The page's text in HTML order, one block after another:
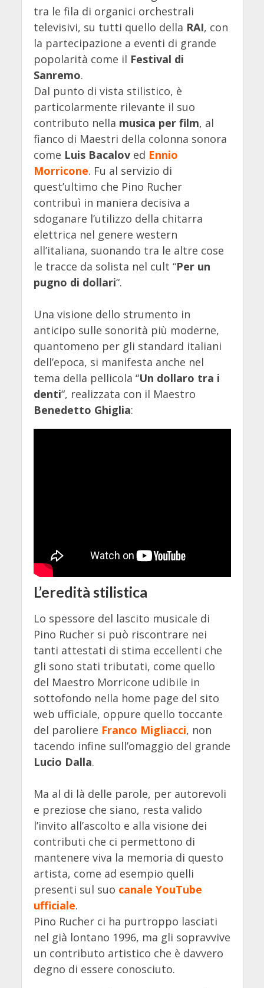
tra le fila di organici orchestrali
televisivi, su tutti quello della RAI, con
la partecipazione a eventi di grande
popolarità come il Festival di
Sanremo.
Dal punto di vista stilistico, è
particolarmente rilevante il suo
contributo nella musica per film, al
fianco di Maestri della colonna sonora
come Luis Bacaloved Ennio
Morricone. Fu al servizio di
quest’ultimo che Pino Rucher
contribuì in maniera decisiva a
sdoganare l’utilizzo della chitarra
elettrica nel genere western
all’italiana, suonando tra le altre cose
le tracce da solista nel cult “Per un
pugno di dollari“.
Una visione dello strumento in
anticipo sulle sonorità più moderne,
quantomeno per gli standard italiani
dell’epoca, si manifesta anche nel
tema della pellicola “Un dollaro tra i
denti“, realizzata con il Maestro
Benedetto Ghiglia:
L’eredità stilistica
Lo spessore del lascito musicale di
Pino Rucher si può riscontrare nei
tanti attestati di stima eccellenti che
gli sono stati tributati, come quello
del Maestro Morricone udibile in
sottofondo nella home page del sito
web ufficiale, oppure quello toccante
del paroliere Franco Migliacci, non
tacendo infine sull’omaggio del grande
Lucio Dalla.
Ma al di là delle parole, per autorevoli
e preziose che siano, resta valido
l’invito all’ascolto e alla visione dei
contributi che ci permettono di
mantenere viva la memoria di questo
artista, come ad esempio quelli
presenti sul suo canale YouTube
ufficiale.
Pino Rucher ci ha purtroppo lasciati
nel già lontano 1996, ma gli sopravvive
un contributo artistico che è davvero
degno di essere conosciuto.